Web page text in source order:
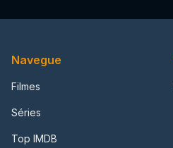
Navegue
Filmes
Séries
Top IMDB